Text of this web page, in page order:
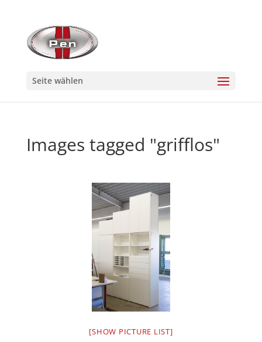
Seite wählen
Images tagged "grifflos"
[SHOW PICTURE LIST]